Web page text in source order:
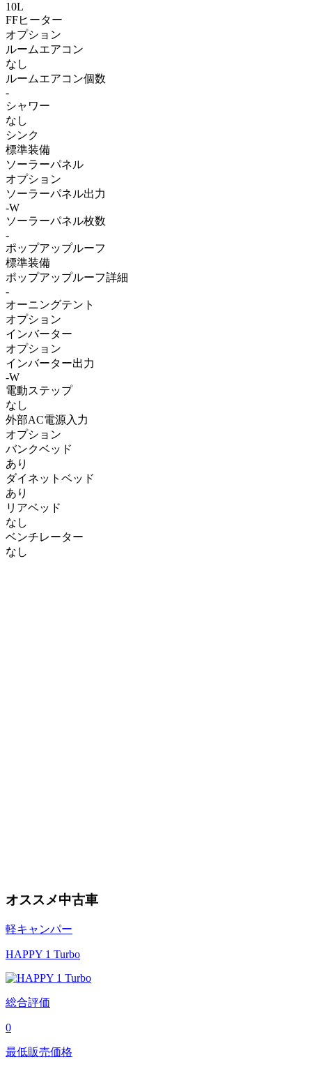
10L
FFヒーター
オプション
ルームエアコン
なし
ルームエアコン個数
-
シャワー
なし
シンク
標準装備
ソーラーパネル
オプション
ソーラーパネル出力
-W
ソーラーパネル枚数
-
ポップアップルーフ
標準装備
ポップアップルーフ詳細
-
オーニングテント
オプション
インバーター
オプション
インバーター出力
-W
電動ステップ
なし
外部AC電源入力
オプション
バンクベッド
あり
ダイネットベッド
あり
リアベッド
なし
ベンチレーター
なし
オススメ中古車
軽キャンパー
HAPPY 1 Turbo
総合評価
0
最低販売価格